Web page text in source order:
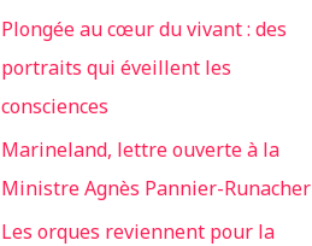
Plongée au cœur du vivant : des
portraits qui éveillent les
consciences
Marineland, lettre ouverte à la
Ministre Agnès Pannier-Runacher
Les orques reviennent pour la